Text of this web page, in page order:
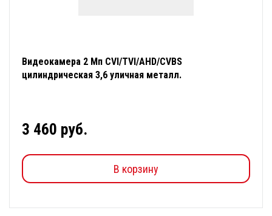
Видеокамера 2 Мп CVI/TVI/AHD/CVBS
цилиндрическая 3,6 уличная металл.
3 460 руб.
В корзину